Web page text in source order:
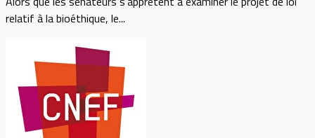
relatif à la bioéthique, le...